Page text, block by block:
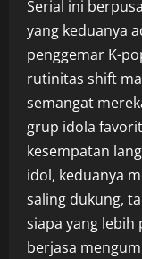
Serial ini
yang keduanya
penggemar K-
rutinitas shift
semangat
grup idola
kesempatan
idol, keduanya
saling dukung,
siapa yang lebih
berjasa